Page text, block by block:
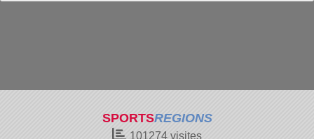
SPORTSREGIONS
101274 visites